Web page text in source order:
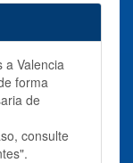
a Valencia
forma
de
consulte